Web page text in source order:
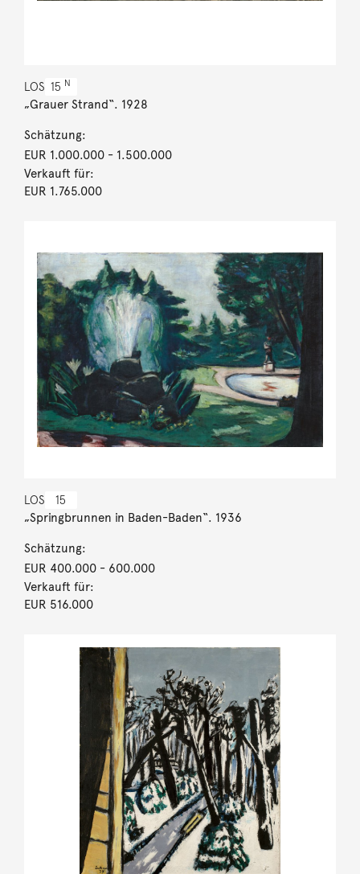
LOS 15 N
„Grauer Strand“. 1928
Schätzung:
EUR 1.000.000- 1.500.000
Verkauft für:
EUR 1.765.000
LOS 15
„Springbrunnen in Baden-Baden“. 1936
Schätzung:
EUR 400.000- 600.000
Verkauft für:
EUR 516.000